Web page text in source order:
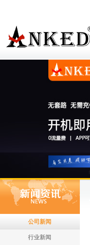
公司新闻
行业新闻